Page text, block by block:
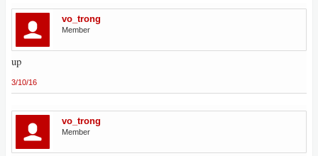
vo_trong
Member
up
3/10/16
vo_trong
Member